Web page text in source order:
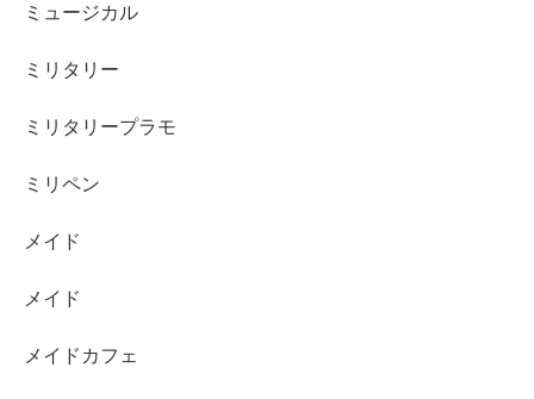
ミュージカル
ミリタリー
ミリタリープラモ
ミリペン
メイド
メイド
メイドカフェ